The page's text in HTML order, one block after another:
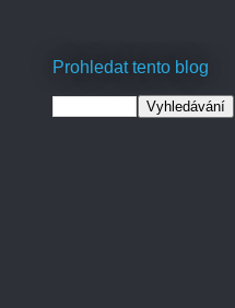
Prohledat tento blog